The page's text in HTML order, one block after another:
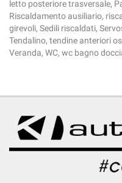
letto posteriore trasversale,
Riscaldamento ausiliario,
girevoli, Sedili riscaldati,
Tendalino, tendine anteriori
Veranda, WC, wc bagno